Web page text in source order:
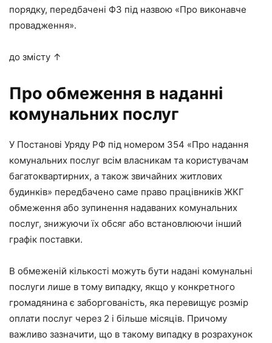
порядку, передбачені ФЗ під назвою «Про виконавче
провадження».
до змісту ↑
Про обмеження в наданні
комунальних послуг
У Постанові Уряду РФ під номером 354 «Про надання
комунальних послуг всім власникам та користувачам
багатоквартирних, а також звичайних житлових
будинків» передбачено саме право працівників ЖКГ
обмеження або зупинення надаваних комунальних
послуг, знижуючи їх обсяг або встановлюючи інший
графік поставки.
В обмеженій кількості можуть бути надані комунальні
послуги лише в тому випадку, якщо у конкретного
громадянина є заборгованість, яка перевищує розмір
оплати послуг через 2 і більше місяців. Причому
важливо зазначити, що в такому випадку в розрахунок